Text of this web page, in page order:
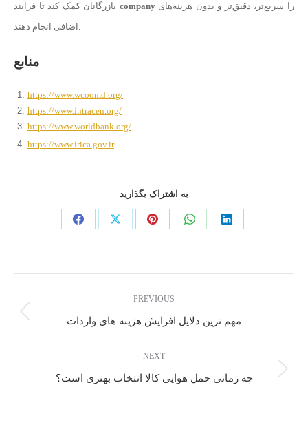
companyرا سریع‌تر، دقیق‌تر و بدون هزینه‌های
اضافی انجام دهند.
منابع
https://www.wcoomd.org/
https://www.intracen.org/
https://www.worldbank.org/
https://www.irica.gov.ir
به اشتراک بگذارید
PREVIOUS
مهم‌ ترین دلایل افزایش هزینه‌ های واردات
NEXT
چه زمانی حمل هوایی کالا انتخاب بهتری است؟